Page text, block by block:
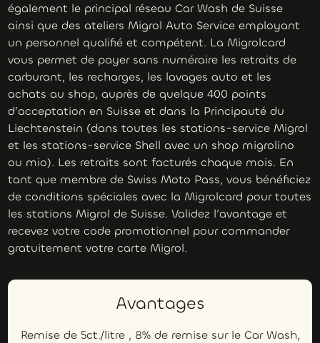
également le principal réseau Car Wash de Suisse
ainsi que des ateliers Migrol Auto Service employant
un personnel qualifié et compétent. La Migrolcard
vous permet de payer sans numéraire les retraits de
carburant, les recharges, les lavages auto et les
achats au shop, auprès de quelque 400 points
d’acceptation en Suisse et dans la Principauté du
Liechtenstein (dans toutes les stations-service Migrol
et les stations-service Shell avec un shop migrolino
ou mio). Les retraits sont facturés chaque mois. En
tant que membre de Swiss Moto Pass, vous bénéficiez
de conditions spéciales avec la Migrolcard pour toutes
les stations Migrol de Suisse. Validez l’avantage et
recevez votre code promotionnel pour commander
gratuitement votre carte Migrol.
Avantages
Remise de 5ct./litre , 8% de remise sur le Car Wash,